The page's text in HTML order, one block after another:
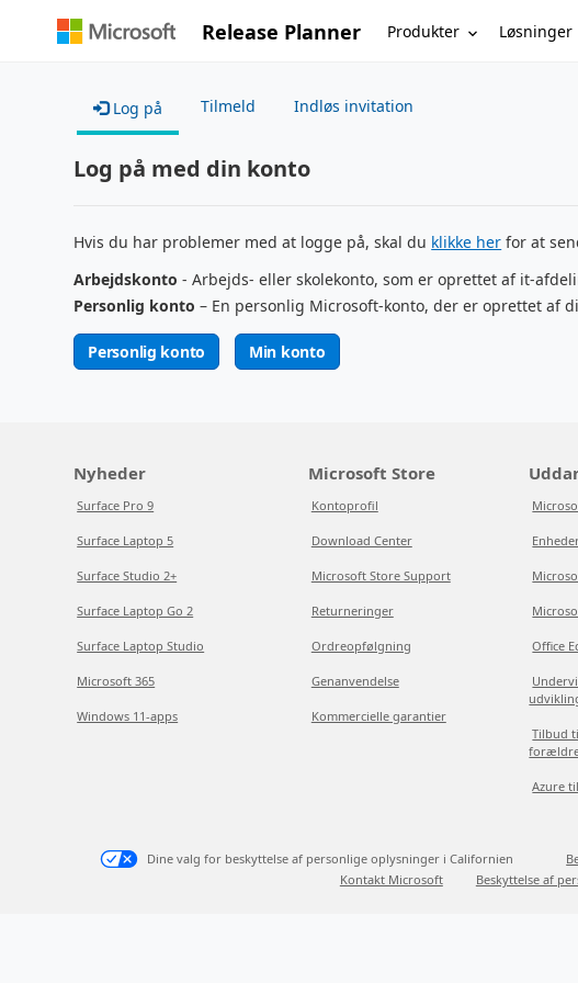
Release Planner Produkter Løsninger
Log på Tilmeld Indløs invitation
Log på med din konto
Hvis du har problemer med at logge på, skal du klikke her for at
Arbejdskonto - Arbejds- eller skolekonto, som er oprettet af it-
Personlig konto – En personlig Microsoft-konto, der er oprettet af
Personlig konto Min konto
Nyheder
Surface Pro 9
Surface Laptop 5
Surface Studio 2+
Surface Laptop Go 2
Surface Laptop Studio
Microsoft 365
Windows 11-apps
Microsoft Store
Kontoprofil
Download Center
Microsoft Store Support
Returneringer
Ordreopfølgning
Genanvendelse
Kommercielle garantier
Office
Tilbud
Azure
Dine valg for beskyttelse af personlige oplysninger i Californien
Kontakt Microsoft
Beskyttelse af